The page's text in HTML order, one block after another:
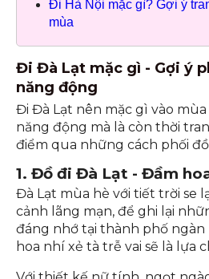
Có thể bạn quan tâm:
Đi Hà Nội mặc gì? Gợi ý
mùa
Đi Đà Lạt mặc gì - Gợi ý
năng động
Đi Đà Lạt nên mặc gì vào
năng động mà là còn thời
điểm qua những cách phối đồ
1. Đồ đi Đà Lạt - Đầm
Đà Lạt mùa hè với tiết trời se
cảnh lãng mạn, để ghi lại